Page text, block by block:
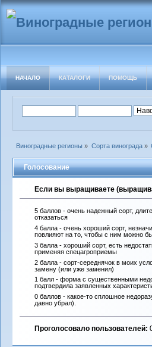
НАЧАЛО КАТАЛОГИ ПОМОЩЬ
Виноградные регионы » Сорта винограда»
Голосование
Если вы выращиваете
5 баллов - очень надежный сорт,
отказаться
4 балла - очень хороший сорт,
повлияют на то, чтобы с ним можно
3 балла - хороший сорт, есть
применяя спецагроприемы
2 балла - сорт-середнячок в моих
замену (или уже заменил)
1 балл - форма с существенными
подтвердила заявленных
0 баллов - какое-то сплошное
давно убрал).
Проголосовало пользователей: